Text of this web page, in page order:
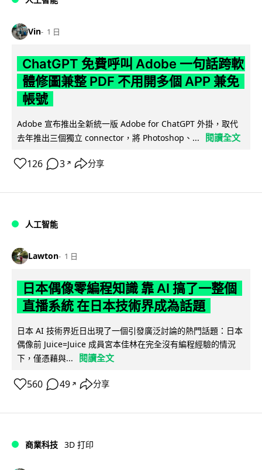
Vin 1 日
ChatGPT 免費呼叫 Adobe 一句話跨軟
體修圖兼整 PDF 不用開多個 APP 兼免
帳號
Adobe 宣布推出全新統一版 Adobe for ChatGPT 外掛，取代
去年推出三個獨立 connector，將 Photoshop、...
閱讀全文
126 3 ↗ 分享
人工智能
Lawton 1 日
日本偶像零編程知識 靠 AI 搞了一整個
直播系統 在日本技術界成為話題
日本 AI 技術界近日出現了一個引發廣泛討論的熱門話題：日本
偶像前 Juice=Juice 成員宮本佳林在完全沒有編程經驗的情況
下，僅憑藉與...
閱讀全文
560 49 ↗ 分享
商業科技 3D 打印